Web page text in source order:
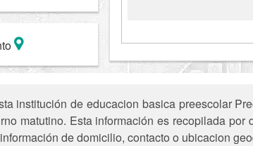
institución de educacion basica preescolar
matutino. Esta información es recopilada por
de domicilio, contacto o ubicacion